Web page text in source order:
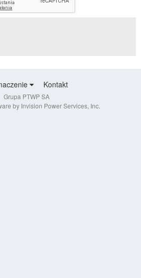
Kontakt
Grupa PTWP SA
by Invision Power Services, Inc.